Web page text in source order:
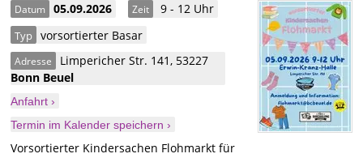
Datum 05.09.2026 Zeit 9 - 12 Uhr
Typ vorsortierter Basar
Adresse Limpericher Str. 141, 53227
Bonn Beuel
Anfahrt ›
Termin im Kalender speichern ›
Vorsortierter Kindersachen Flohmarkt für